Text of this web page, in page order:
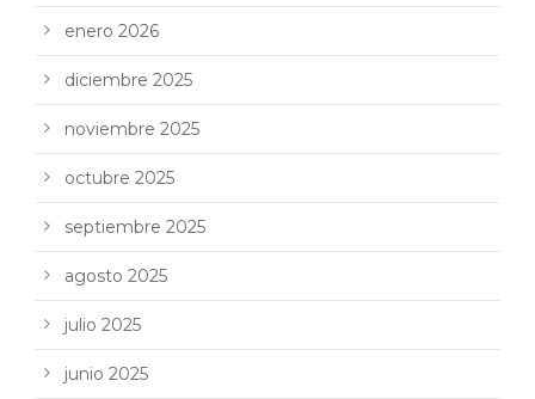
enero 2026
diciembre 2025
noviembre 2025
octubre 2025
septiembre 2025
agosto 2025
julio 2025
junio 2025